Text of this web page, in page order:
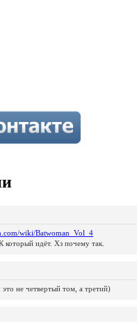
wiki/Batwoman_Vol_4
идёт. Хз почему так.
не четвертый том, а третий)